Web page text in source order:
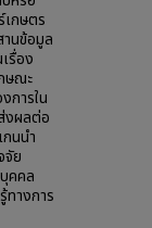
เกษตร
นข้อมูล
รื่อง
ษณะ
การใน
งผลต่อ
นนำ
จัย
คคล
ทางการ